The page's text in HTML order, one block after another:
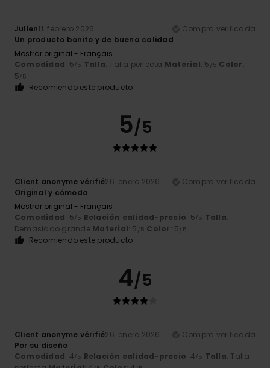
Julien11. febrero 2026
Compra verificada
Un producto bonito y de buena calidad
Mostrar original - Français
Comodidad: 5/5 Talla: Talla perfecta Material: 5 /5 Color:
5/5
Recomiendo este producto
5/5
Client anonyme vérifié26. enero 2026
Compra verificada
Original y cómoda
Mostrar original - Français
Comodidad: 5/5 Relación calidad-precio: 5/5 Talla:
Demasiado grande Material: 5 /5 Color: 5/5
Recomiendo este producto
4/5
Client anonyme vérifié26. enero 2026
Compra verificada
Por su diseño
Comodidad: 4/5 Relación calidad-precio: 4/5 Talla: Talla